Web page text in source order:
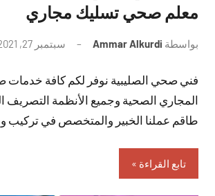
معلم صحي تسليك مجاري
بواسطة Ammar Alkurdi سبتمبر 27, 2021
فني صحي الصليبية نوفر لكم كافة خدمات
المجاري الصحية وجميع الأنظمة
طاقم عملنا الخبير والمتخصص في تركيب
تابع القراءة